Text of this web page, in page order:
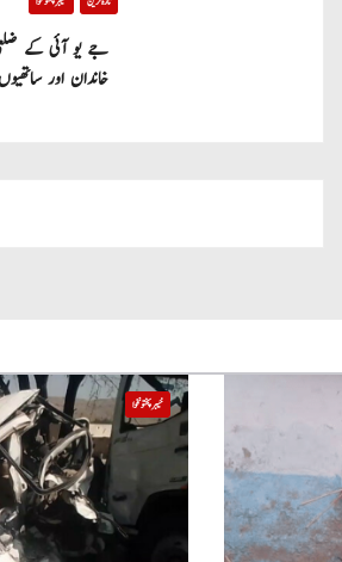
جے یو آئی کے ضلعی
خاندان اور
خیبر پختونخوا